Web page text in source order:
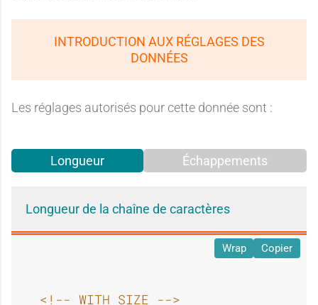
INTRODUCTION AUX RÉGLAGES DES
DONNÉES
Les réglages autorisés pour cette donnée sont :
Longueur Échappements
Longueur de la chaîne de caractères
<!-- WITH SIZE -->
Wrap Copier